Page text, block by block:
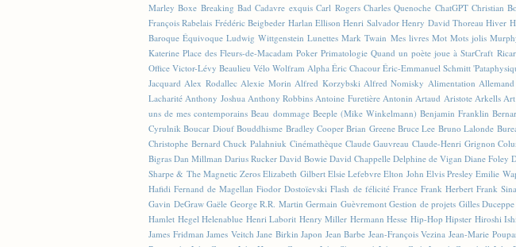
Marley Boxe Breaking Bad Cadavre exquis Carl Rogers Charles Quenoche ChatGPT Christian
François Rabelais Frédéric Beigbeder Harlan Ellison Henri Salvador Henry David Thoreau Hiver
Baroque Équivoque Ludwig Wittgenstein Lunettes Mark Twain Mes livres Mot Mots jolis
Katerine Place des Fleurs-de-Macadam Poker Primatologie Quand un poète joue à StarCraft
Office Victor-Lévy Beaulieu Vélo Wolfram Alpha Éric Chacour Éric-Emmanuel Schmitt
Jacquard Alex Rodallec Alexie Morin Alfred Korzybski Alfred Nomisky Alimentation Allemand
Lacharité Anthony Joshua Anthony Robbins Antoine Furetière Antonin Artaud Aristote Arkells
uns de mes contemporains Beau dommage Beeple (Mike Winkelmann) Benjamin Franklin
Cyrulnik Boucar Diouf Bouddhisme Bradley Cooper Brian Greene Bruce Lee Bruno Lalonde
Christophe Bernard Chuck Palahniuk Cinémathèque Claude Gauvreau Claude-Henri Grignon
Bigras Dan Millman Darius Rucker David Bowie David Chappelle Delphine de Vigan Diane Foley
Sharpe & The Magnetic Zeros Elizabeth Gilbert Elsie Lefebvre Elton John Elvis Presley Emilie
Hafidi Fernand de Magellan Fiodor Dostoïevski Flash de félicité France Frank Herbert Frank
Gavin DeGraw Gaële George R.R. Martin Germain Guèvremont Gestion de projets Gilles Duceppe
Hamlet Hegel Helenablue Henri Laborit Henry Miller Hermann Hesse Hip-Hop Hipster Hiroshi
James Fridman James Veitch Jane Birkin Japon Jean Barbe Jean-François Vezina Jean-Marie